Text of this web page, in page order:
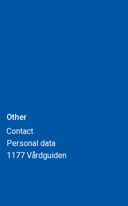
Other
Contact
Personal data
1177 Vårdguiden